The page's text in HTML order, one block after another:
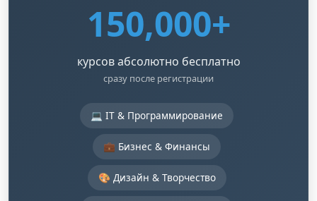
150,000+
курсов абсолютно бесплатно
сразу после регистрации
💻 IT & Программирование
💼 Бизнес & Финансы
🎨 Дизайн & Творчество